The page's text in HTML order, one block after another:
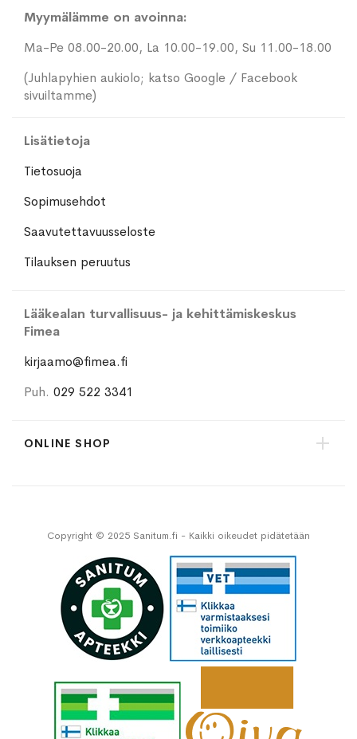
Myymälämme on avoinna:
Ma-Pe 08.00-20.00, La 10.00-19.00, Su 11.00-18.00
(Juhlapyhien aukiolo; katso Google / Facebook
sivuiltamme)
Lisätietoja
Tietosuoja
Sopimusehdot
Saavutettavuusseloste
Tilauksen peruutus
Lääkealan turvallisuus- ja kehittämiskeskus
Fimea
kirjaamo@fimea.fi
Puh. 029 522 3341
ONLINE SHOP
Copyright © 2025 Sanitum.fi - Kaikki oikeudet pidätetään